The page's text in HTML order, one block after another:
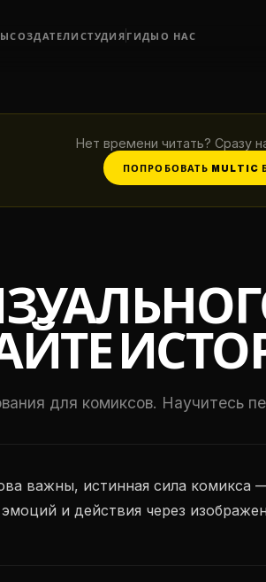
СОЗДАТЕЛИ СТУДИЯ ГИДЫ О НАС
Нет времени читать? Сразу
ПОПРОБОВАТЬ MULTIC
для комиксов.
важны, истинная сила комикса
и действия через